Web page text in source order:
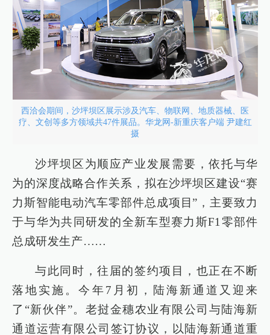
西洽会期间，沙坪坝区展示涉及汽车、物联网、地质器械、医
疗、文创等多方领域共47件展品。华龙网-新重庆客户端 尹建红
摄
沙坪坝区为顺应产业发展需要，依托与华
为的深度战略合作关系，拟在沙坪坝区建设“赛
力斯智能电动汽车零部件总成项目”，主要致力
于与华为共同研发的全新车型赛力斯F1零部件
总成研发生产……
与此同时，往届的签约项目，也正在不断
落地实施。今年7月初，陆海新通道又迎来
了“新伙伴”。老挝金穗农业有限公司与陆海新
通道运营有限公司签订协议，以陆海新通道重